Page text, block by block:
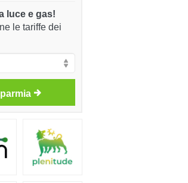
luce e gas!
le tariffe dei